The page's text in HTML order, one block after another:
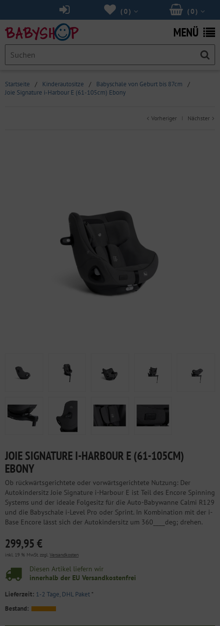
(0 )
(0 )
MENÜ
Startseite / Kinderautositze / Babyschale von Geburt bis 87cm
/
Joie Signature i-Harbour E (61-105cm) Ebony
Vorheriger | Nächster
JOIE SIGNATURE I-HARBOUR E (61-105CM)
EBONY
Ob rückwärtsgerichtete oder vorwärtsgerichtete Nutzung: Der
Autokindersitz Joie Signature i-Harbour E ist Teil des Encore Spinning
Systems und der ideale Folgesitz für die Auto-Babywanne Calmi R129
und die Babyschale i-Level Pro oder Sprint. In Kombination mit der i-
Base Encore lässt sich der Autokindersitz um 360____deg; drehen.
299,95 €
inkl. 19 % MwSt. zzgl. Versandkosten
Diesen Artikel liefern wir
innerhalb der EU Versandkostenfrei
Lieferzeit: 1-2 Tage, DHL Paket*
Bestand: